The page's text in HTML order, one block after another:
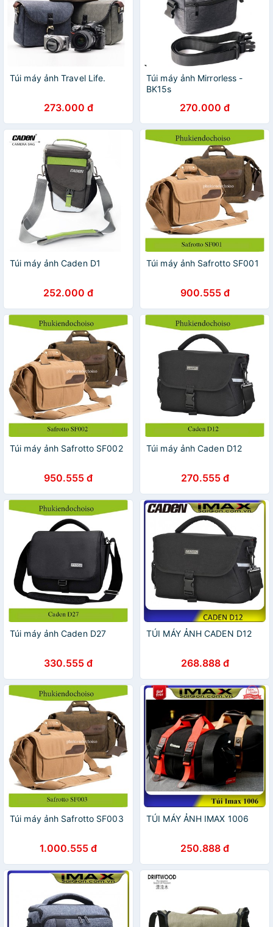
Túi máy ảnh Travel Life.
273.000 đ
Túi máy ảnh Mirrorless -
BK15s
270.000 đ
Túi máy ảnh Caden D1
252.000 đ
Túi máy ảnh Safrotto SF001
900.555 đ
Túi máy ảnh Safrotto SF002
950.555 đ
Túi máy ảnh Caden D12
270.555 đ
Túi máy ảnh Caden D27
330.555 đ
TÚI MÁY ẢNH CADEN D12
268.888 đ
Túi máy ảnh Safrotto SF003
1.000.555 đ
TÚI MÁY ẢNH IMAX 1006
250.888 đ